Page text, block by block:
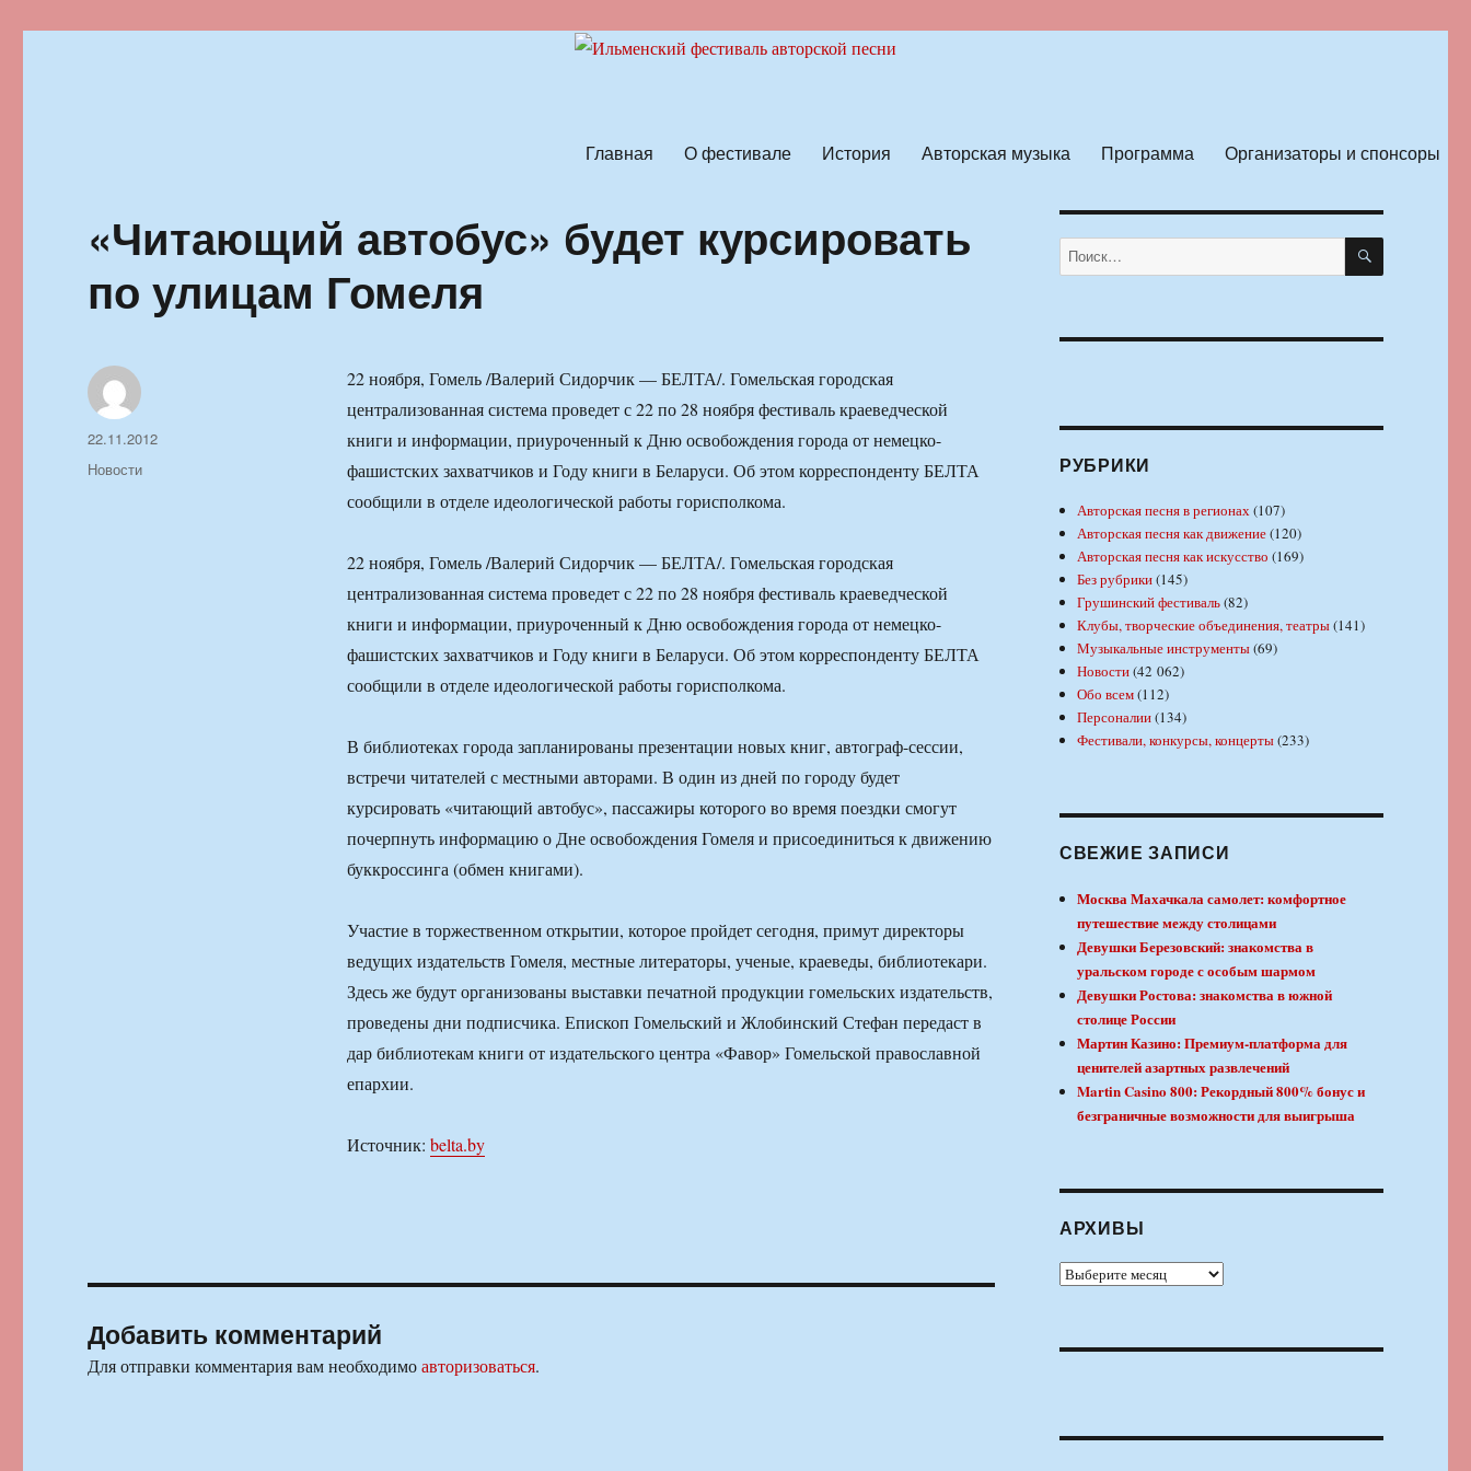
Главная О фестивале История Авторская музыка Программа Организаторы и спонсоры
«Читающий автобус» будет курсировать
по улицам Гомеля
22 ноября, Гомель /Валерий Сидорчик — БЕЛТА/. Гомельская городская
централизованная система проведет с 22 по 28 ноября фестиваль краеведческой
книги и информации, приуроченный к Дню освобождения города от немецко-
фашистских захватчиков и Году книги в Беларуси. Об этом корреспонденту БЕЛТА
сообщили в отделе идеологической работы горисполкома.
22 ноября, Гомель /Валерий Сидорчик — БЕЛТА/. Гомельская городская
централизованная система проведет с 22 по 28 ноября фестиваль краеведческой
книги и информации, приуроченный к Дню освобождения города от немецко-
фашистских захватчиков и Году книги в Беларуси. Об этом корреспонденту БЕЛТА
сообщили в отделе идеологической работы горисполкома.
В библиотеках города запланированы презентации новых книг, автограф-сессии,
встречи читателей с местными авторами. В один из дней по городу будет
курсировать «читающий автобус», пассажиры которого во время поездки смогут
почерпнуть информацию о Дне освобождения Гомеля и присоединиться к движению
буккроссинга (обмен книгами).
Участие в торжественном открытии, которое пройдет сегодня, примут директоры
ведущих издательств Гомеля, местные литераторы, ученые, краеведы, библиотекари.
Здесь же будут организованы выставки печатной продукции гомельских издательств,
проведены дни подписчика. Епископ Гомельский и Жлобинский Стефан передаст в
дар библиотекам книги от издательского центра «Фавор» Гомельской православной
епархии.
Источник: belta.by
Автор
Опубликовано
22.11.2012
Рубрики
Новости
Добавить комментарий
Для отправки комментария вам необходимоавторизоваться.
Искать: ПОИСК
РУБРИКИ
Авторская песня в регионах(107)
Авторская песня как движение(120)
Авторская песня как искусство (169)
Без рубрики(145)
Грушинский фестиваль(82)
Клубы, творческие объединения, театры(141)
Музыкальные инструменты(69)
Новости(42 062)
Обо всем(112)
Персоналии(134)
Фестивали, конкурсы, концерты(233)
СВЕЖИЕ ЗАПИСИ
Москва Махачкала самолет: комфортное
путешествие между столицами
Девушки Березовский: знакомства в
уральском городе с особым шармом
Девушки Ростова: знакомства в южной
столице России
Мартин Казино: Премиум-платформа для
ценителей азартных развлечений
Martin Casino 800: Рекордный 800% бонус и
безграничные возможности для выигрыша
АРХИВЫ
Архивы